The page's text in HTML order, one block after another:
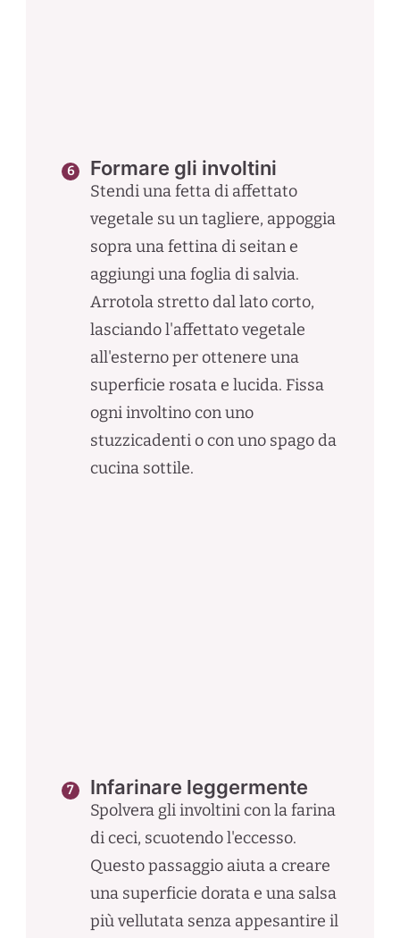
Formare gli involtini
Stendi una fetta di affettato
vegetale su un tagliere, appoggia
sopra una fettina di seitan e
aggiungi una foglia di salvia.
Arrotola stretto dal lato corto,
lasciando l'affettato vegetale
all'esterno per ottenere una
superficie rosata e lucida. Fissa
ogni involtino con uno
stuzzicadenti o con uno spago da
cucina sottile.
Infarinare leggermente
Spolvera gli involtini con la farina
di ceci, scuotendo l'eccesso.
Questo passaggio aiuta a creare
una superficie dorata e una salsa
più vellutata senza appesantire il